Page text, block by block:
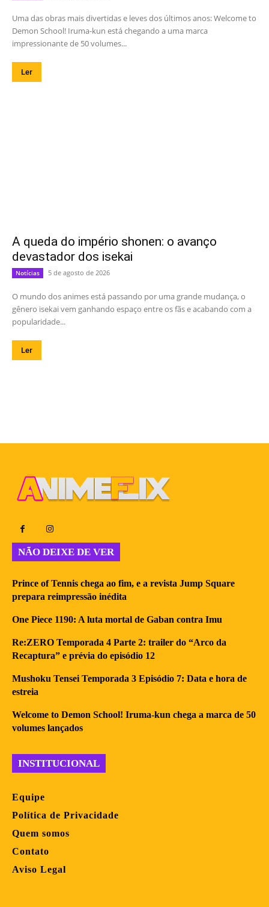
Uma das obras mais divertidas e leves dos últimos anos: Welcome to
Demon School! Iruma-kun está chegando a uma marca
impressionante de 50 volumes...
Ler
A queda do império shonen: o avanço
devastador dos isekai
Notícias 5 de agosto de 2026
O mundo dos animes está passando por uma grande mudança, o
gênero isekai vem ganhando espaço entre os fãs e acabando com a
popularidade...
Ler
NÃO DEIXE DE VER
Prince of Tennis chega ao fim, e a revista Jump Square
prepara reimpressão inédita
One Piece 1190: A luta mortal de Gaban contra Imu
Re:ZERO Temporada 4 Parte 2: trailer do “Arco da
Recaptura” e prévia do episódio 12
Mushoku Tensei Temporada 3 Episódio 7: Data e hora de
estreia
Welcome to Demon School! Iruma-kun chega a marca de 50
volumes lançados
INSTITUCIONAL
Equipe
Política de Privacidade
Quem somos
Contato
Aviso Legal